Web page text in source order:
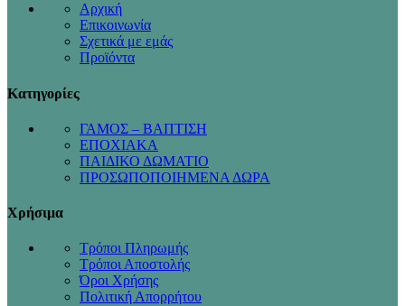
Αρχική
Επικοινωνία
Σχετικά με εμάς
Προϊόντα
Κατηγορίες
ΓΑΜΟΣ – ΒΑΠΤΙΣΗ
ΕΠΟΧΙΑΚΑ
ΠΑΙΔΙΚΟ ΔΩΜΑΤΙΟ
ΠΡΟΣΩΠΟΠΟΙΗΜΕΝΑ ΔΩΡΑ
Χρήσιμα
Τρόποι Πληρωμής
Τρόποι Αποστολής
Όροι Χρήσης
Πολιτική Απορρήτου